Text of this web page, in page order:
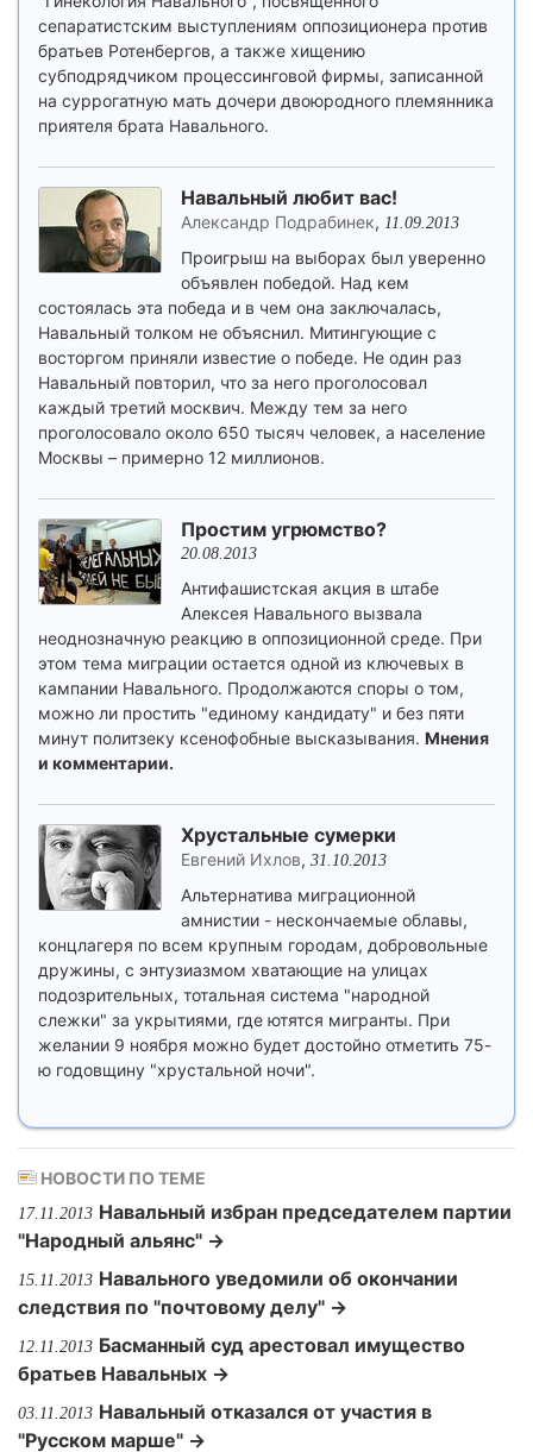
сепаратистским выступлениям оппозиционера против
братьев Ротенбергов, а также хищению
субподрядчиком процессинговой фирмы, записанной
на суррогатную мать дочери двоюродного племянника
приятеля брата Навального.
Навальный любит вас!
Александр Подрабинек, 11.09.2013
Проигрыш на выборах был уверенно
объявлен победой. Над кем
состоялась эта победа и в чем она заключалась,
Навальный толком не объяснил. Митингующие с
восторгом приняли известие о победе. Не один раз
Навальный повторил, что за него проголосовал
каждый третий москвич. Между тем за него
проголосовало около 650 тысяч человек, а население
Москвы – примерно 12 миллионов.
Простим угрюмство?
20.08.2013
Антифашистская акция в штабе
Алексея Навального вызвала
неоднозначную реакцию в оппозиционной среде. При
этом тема миграции остается одной из ключевых в
кампании Навального. Продолжаются споры о том,
можно ли простить "единому кандидату" и без пяти
минут политзеку ксенофобные высказывания. Мнения
и комментарии.
Хрустальные сумерки
Евгений Ихлов, 31.10.2013
Альтернатива миграционной
амнистии - нескончаемые облавы,
концлагеря по всем крупным городам, добровольные
дружины, с энтузиазмом хватающие на улицах
подозрительных, тотальная система "народной
слежки" за укрытиями, где ютятся мигранты. При
желании 9 ноября можно будет достойно отметить 75-
ю годовщину "хрустальной ночи".
НОВОСТИ ПО ТЕМЕ
17.11.2013 Навальный избран председателем партии
"Народный альянс" →
15.11.2013 Навального уведомили об окончании
следствия по "почтовому делу" →
12.11.2013 Басманный суд арестовал имущество
братьев Навальных →
03.11.2013 Навальный отказался от участия в
"Русском марше" →